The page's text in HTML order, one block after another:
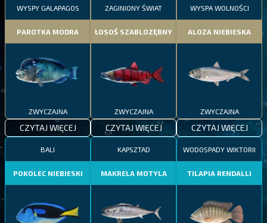
WYSPY GALAPAGOS
PAROTKA MODRA
ZWYCZAJNA
CZYTAJ WIĘCEJ
ZAGINIONY ŚWIAT
ŁOSOŚ SZABLOZĘBNY
ZWYCZAJNA
CZYTAJ WIĘCEJ
WYSPA WOLNOŚCI
ALOZA NIEBIESKA
ZWYCZAJNA
CZYTAJ WIĘCEJ
BALI
POKOLEC NIEBIESKI
KAPSZTAD
MAKRELA MOTYLA
WODOSPADY WIKTORII
TILAPIA RENDALLI